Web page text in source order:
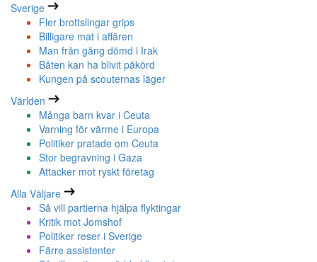
Sverige
Fler brottslingar grips
Billigare mat i affären
Man från gäng dömd i Irak
Båten kan ha blivit påkörd
Kungen på scouternas läger
Världen
Många barn kvar i Ceuta
Varning för värme i Europa
Politiker pratade om Ceuta
Stor begravning i Gaza
Attacker mot ryskt företag
Alla Väljare
Så vill partierna hjälpa flyktingar
Kritik mot Jomshof
Politiker reser i Sverige
Färre assistenter